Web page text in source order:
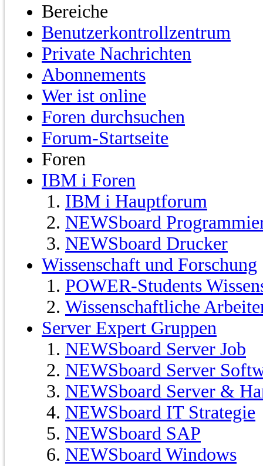
Bereiche
Benutzerkontrollzentrum
Private Nachrichten
Abonnements
Wer ist online
Foren durchsuchen
Forum-Startseite
Foren
IBM i Foren
IBM i Hauptforum
NEWSboard
NEWSboard Drucker
Wissenschaft und Forschung
POWER-Students
Wissenschaftliche
Server Expert Gruppen
NEWSboard Server Job
NEWSboard Server
NEWSboard Server &
NEWSboard IT Strategie
NEWSboard SAP
NEWSboard Windows